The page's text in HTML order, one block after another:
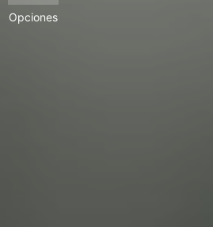
Opciones